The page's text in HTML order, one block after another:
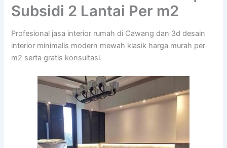
Subsidi 2 Lantai Per m2
Profesional jasa interior rumah di Cawang dan 3d desain
interior minimalis modern mewah klasik harga murah per
m2 serta gratis konsultasi.